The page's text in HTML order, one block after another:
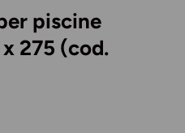
piscine
275 (cod.